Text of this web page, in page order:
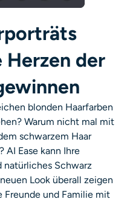
Herzen der
blonden Haarfarben
Warum nicht mal mit
schwarzem Haar
Ease kann Ihre
natürliches Schwarz
Look überall zeigen
Freunde und Familie mit